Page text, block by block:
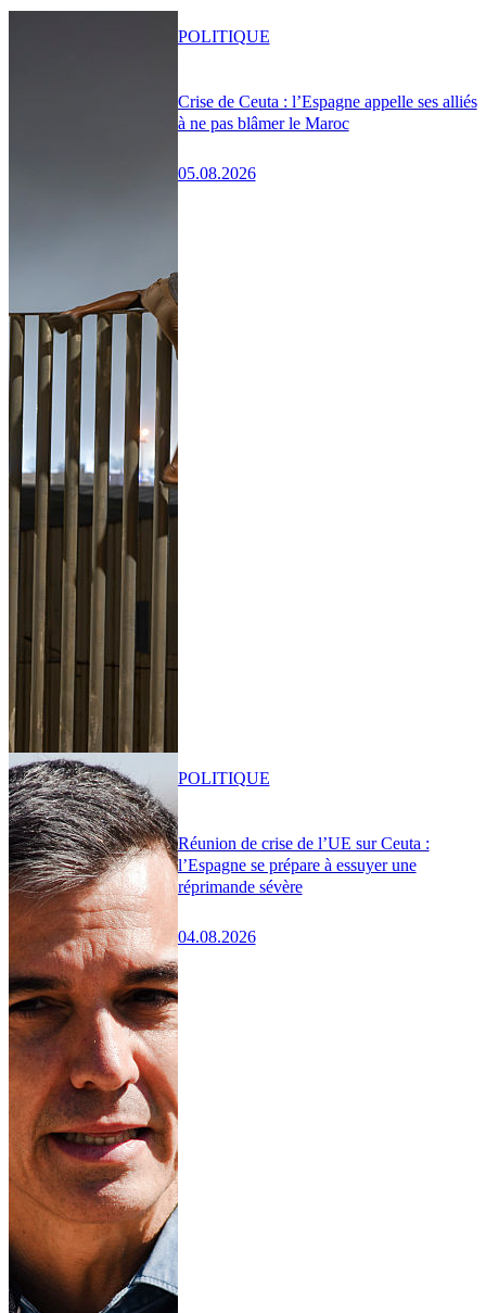
Crise de Ceuta : l’Espagne appelle ses alliés
à ne pas blâmer le Maroc
05.08.2026
POLITIQUE
Réunion de crise de l’UE sur Ceuta :
l’Espagne se prépare à essuyer une
réprimande sévère
04.08.2026
POLITIQUE